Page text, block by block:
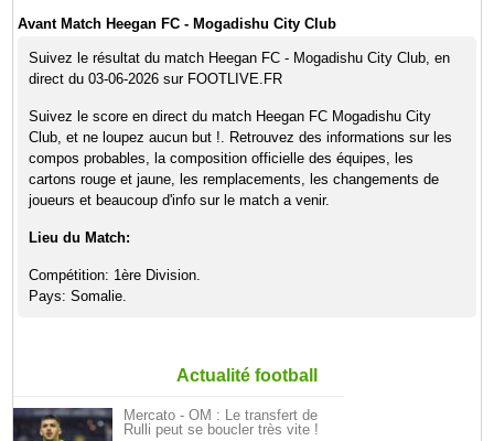
Avant Match Heegan FC - Mogadishu City Club
Suivez le résultat du match Heegan FC - Mogadishu City Club, en
direct du 03-06-2026 sur FOOTLIVE.FR
Suivez le score en direct du match Heegan FC Mogadishu City
Club, et ne loupez aucun but !. Retrouvez des informations sur les
compos probables, la composition officielle des équipes, les
cartons rouge et jaune, les remplacements, les changements de
joueurs et beaucoup d'info sur le match a venir.
Lieu du Match:
Compétition: 1ère Division.
Pays: Somalie.
Actualité football
Mercato - OM : Le transfert de
Rulli peut se boucler très vite !